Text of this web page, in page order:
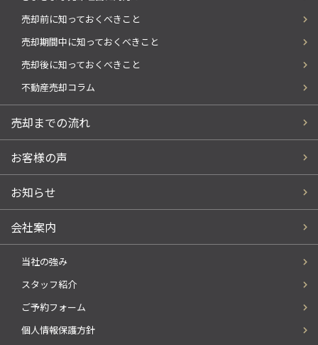
売却前に知っておくべきこと
売却期間中に知っておくべきこと
売却後に知っておくべきこと
不動産売却コラム
売却までの流れ
お客様の声
お知らせ
会社案内
当社の強み
スタッフ紹介
ご予約フォーム
個人情報保護方針